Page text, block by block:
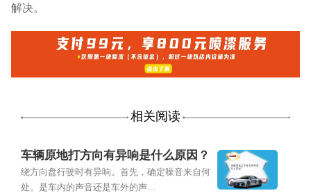
解决。
相关阅读
车辆原地打方向有异响是什么原因？
绕方向盘行驶时有异响。首先，确定噪音来自何
处。是车内的声音还是车外的声...